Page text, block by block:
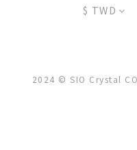
$ TWD
2024 © SIO Crystal